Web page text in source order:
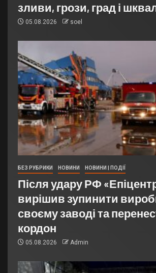
зливи, грози, град і
05.08.2026 soel
БЕЗ РУБРИКИ НОВИНИ НОВИНИ | ПОДІЇ
Після удару РФ
вирішив зупинити
своєму заводі та
кордон
05.08.2026 Admin